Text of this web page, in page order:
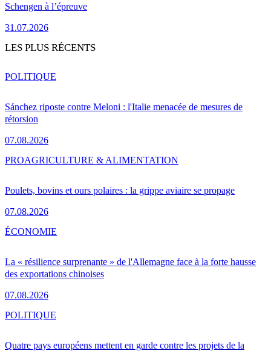
Schengen à l’épreuve
31.07.2026
LES PLUS RÉCENTS
Sánchez riposte contre Meloni : l'Italie menacée de mesures de
rétorsion
07.08.2026
POLITIQUE
Poulets, bovins et ours polaires : la grippe aviaire se propage
07.08.2026
PROAGRICULTURE & ALIMENTATION
La « résilience surprenante » de l'Allemagne face à la forte hausse
des exportations chinoises
07.08.2026
ÉCONOMIE
Quatre pays européens mettent en garde contre les projets de la
POLITIQUE